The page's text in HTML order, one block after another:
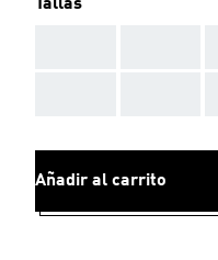
Tallas
Añadir al carrito